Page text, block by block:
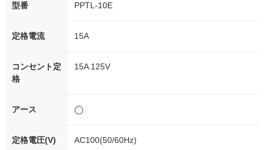
型番 PPTL-10E
定格電流 15A
コンセント定
格
15A 125V
アース ◯
定格電圧(V) AC100(50/60Hz)